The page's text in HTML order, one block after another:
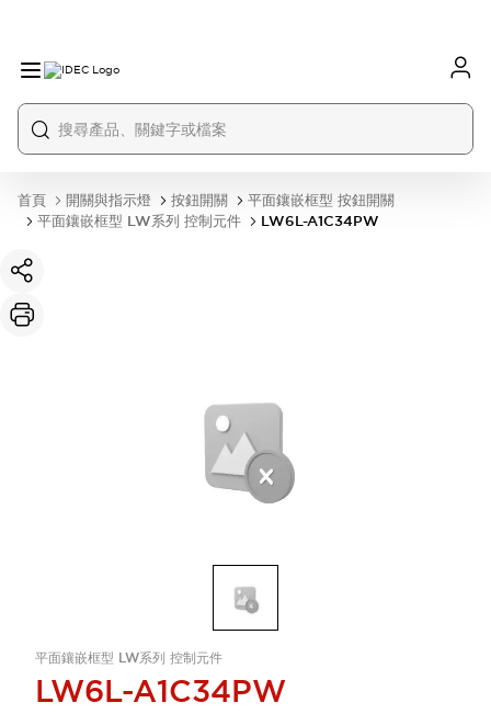
首頁 開關與指示燈 按鈕開關
平面鑲嵌框型 按鈕開關
平面鑲嵌框型 LW系列 控制元件
LW6L-A1C34PW
平面鑲嵌框型 LW系列 控制元件
LW6L-A1C34PW